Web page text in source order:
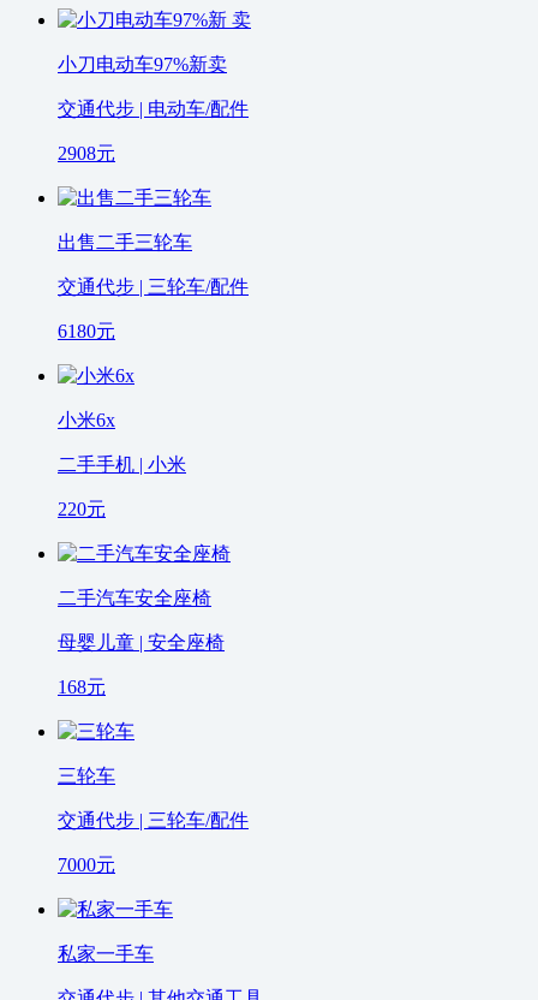
小刀电动车97%新卖
交通代步 | 电动车/配件
2908元
出售二手三轮车
交通代步 | 三轮车/配件
6180元
小米6x
二手手机 | 小米
220元
二手汽车安全座椅
母婴儿童 | 安全座椅
168元
三轮车
交通代步 | 三轮车/配件
7000元
私家一手车